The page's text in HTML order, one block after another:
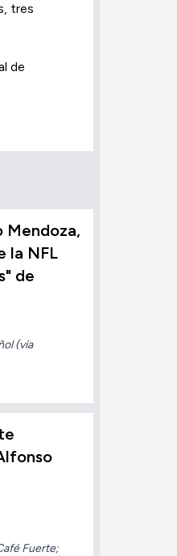
tres
de
Mendoza,
la NFL
de
(vía
Fuerte;